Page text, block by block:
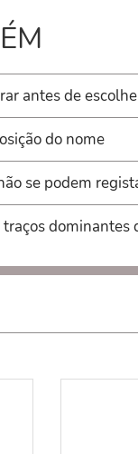
antes de
do nome
se podem